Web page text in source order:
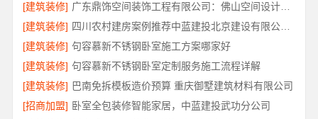
[建筑装修]
广东鼎饰空间装饰工程有限公司：佛山空间设计优惠活动售后无忧
[建筑装修]
四川农村建房案例推荐中蓝建投北京建设有限公司四川
[建筑装修] 句容慕新不锈钢卧室施工方案哪家好
[建筑装修] 句容慕新不锈钢卧室定制服务施工流程详解
[建筑装修] 巴南免拆模板造价预算 重庆御墅建筑材料有限公司
[招商加盟] 卧室全包装修智能家居，中蓝建投武功分公司